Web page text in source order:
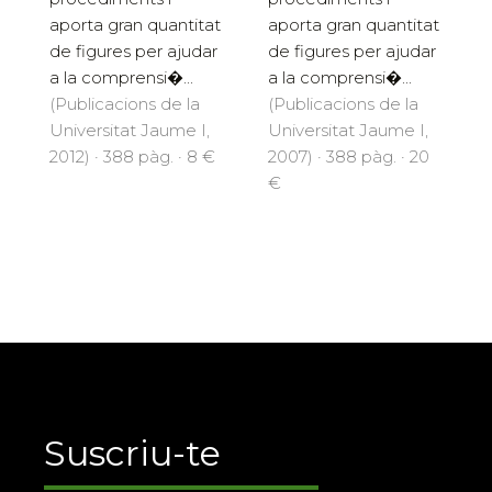
aporta gran quantitat
de figures per ajudar
a la comprensi�...
(Publicacions de la
Universitat Jaume I,
2012) · 388 pàg. · 8 €
aporta gran quantitat
de figures per ajudar
a la comprensi�...
(Publicacions de la
Universitat Jaume I,
2007) · 388 pàg. · 20
€
Suscriu-te